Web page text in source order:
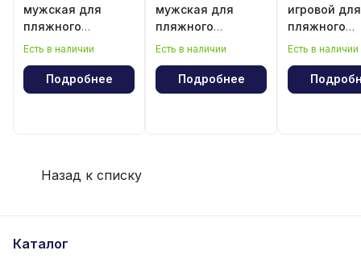
мужская для
пляжного
волейбола
Есть в наличии
Подробнее
мужская для
пляжного
волейбола
Гевара"
Есть в наличии
Подробнее
игровой для
пляжного
волейбола
Гевара"
Есть в наличии
Назад к списку
Каталог